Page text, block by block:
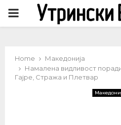
PRIMARY
Home
Македонија
Намалена видливост
Гајре, Стража и Плетвар